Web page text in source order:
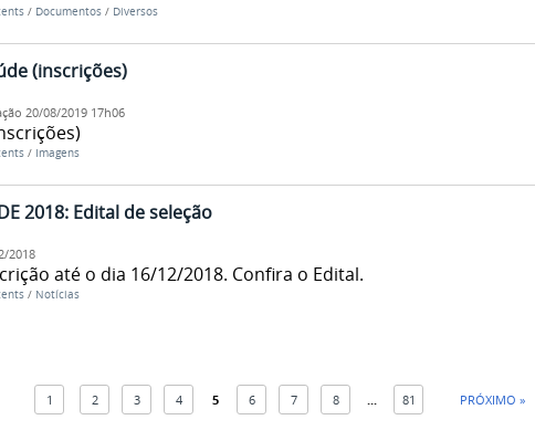
/ Documentos / Diversos
(inscrições)
20/08/2019 17h06
/ Imagens
2018: Edital de seleção
2018
até o dia 16/12/2018. Confira o Edital.
/ Notícias
1 2 3 4 5 6 7 8 81 PRÓXIMO »